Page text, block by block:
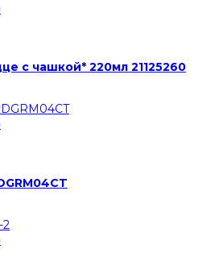
с чашкой* 220мл 21125260